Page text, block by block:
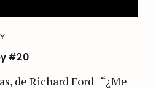
#20
de Richard Ford “¿Me